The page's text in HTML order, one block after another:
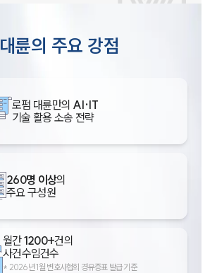
대륜의 주요 강점
로펌 대륜만의 AI·IT
기술 활용 소송 전략
260명 이상의
주요 구성원
월간1200+건의
사건수임건수
* 2026년 1월 변호사협회 경유증표 발급 기준